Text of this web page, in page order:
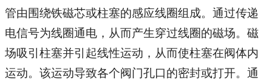
管由围绕铁磁芯或柱塞的感应线圈组成。通过传递
电信号为线圈通电，从而产生穿过线圈的磁场。磁
场吸引柱塞并引起线性运动，从而使柱塞在阀体内
运动。该运动导致各个阀门孔口的密封或打开。通